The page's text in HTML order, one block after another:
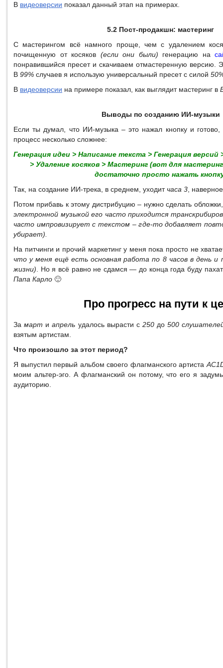
В видеоверсии показал данный этап на примерах.
5.2 Пост-продакшн: мастеринг
С мастерингом всё намного проще, чем с удалением
почищенную от косяков (если они были) генерацию на
понравившийся пресет и скачиваем отмастеренную версию.
В 99% случаев я использую универсальный пресет с силой
В видеоверсии на примере показал, как выглядит мастеринг в
Выводы по созданию ИИ-музыки
Если ты думал, что ИИ-музыка – это нажал кнопку и
процесс несколько сложнее:
Генерация идеи > Написание текста > Генерация
> Удаление косяков > Мастеринг (вот для
достаточно просто нажать
Так, на создание ИИ-трека, в среднем, уходит часа 3,
Потом прибавь к этому дистрибуцию – нужно сделать
электронной музыкой его часто приходится
часто импровизирует с текстом – где-то добавляет
убирает).
На питчинги и прочий маркетинг у меня пока просто не
что у меня ещё есть основная работа по 8 часов в день и
жизни). Но я всё равно не сдамся — до конца года буду
Папа Карло 🙂
Про прогресс на пути к
Замарт иапрель удалось вырасти с 250до500
взятым артистам.
Что произошло за этот период?
Я выпустил первый альбом своего флагманского артиста
моим альтер-эго. А флагманский он потому, что его я
аудиторию.